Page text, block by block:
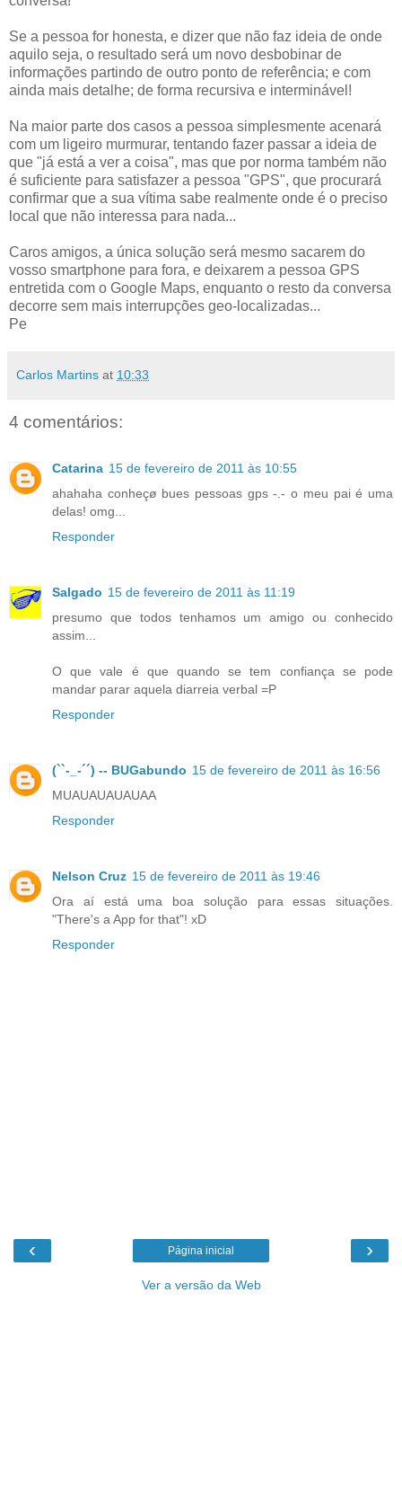
Se a pessoa for honesta, e dizer que não faz ideia de onde
aquilo seja, o resultado será um novo desbobinar de
informações partindo de outro ponto de referência; e com
ainda mais detalhe; de forma recursiva e interminável!
Na maior parte dos casos a pessoa simplesmente acenará
com um ligeiro murmurar, tentando fazer passar a ideia de
que "já está a ver a coisa", mas que por norma também não
é suficiente para satisfazer a pessoa "GPS", que procurará
confirmar que a sua vítima sabe realmente onde é o preciso
local que não interessa para nada...
Caros amigos, a única solução será mesmo sacarem do
vosso smartphone para fora, e deixarem a pessoa GPS
entretida com o Google Maps, enquanto o resto da conversa
decorre sem mais interrupções geo-localizadas...
Pe
Carlos Martins at 10:33
4 comentários:
Catarina 15 de fevereiro de 2011 às 10:55
ahahaha conheçø bues pessoas gps -.- o meu pai é uma
delas! omg...
Responder
Salgado 15 de fevereiro de 2011 às 11:19
presumo que todos tenhamos um amigo ou conhecido
assim...
O que vale é que quando se tem confiança se pode
mandar parar aquela diarreia verbal =P
Responder
(``-_-´´) -- BUGabundo 15 de fevereiro de 2011 às 16:56
MUAUAUAUAUAA
Responder
Nelson Cruz 15 de fevereiro de 2011 às 19:46
Ora aí está uma boa solução para essas situações.
"There's a App for that"! xD
Responder
‹ ›
Página inicial
Ver a versão da Web